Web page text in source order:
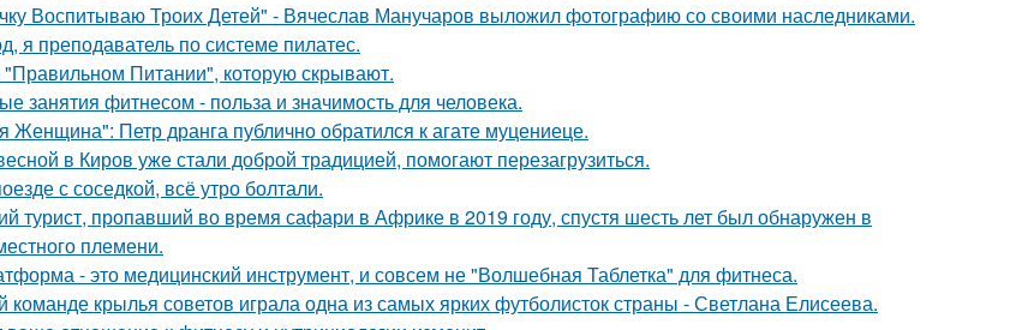
Воспитываю Троих Детей" - Вячеслав Манучаров выложил фотографию со своими наследниками.
я преподаватель по системе пилатес.
Питании", которую скрывают.
занятия фитнесом - польза и значимость для человека.
Женщина": Петр дранга публично обратился к агате муцениеце.
в Киров уже стали доброй традицией, помогают перезагрузиться.
с соседкой, всё утро болтали.
турист, пропавший во время сафари в Африке в 2019 году, спустя шесть лет был обнаружен в
племени.
- это медицинский инструмент, и совсем не "Волшебная Таблетка" для фитнеса.
команде крылья советов играла одна из самых ярких футболисток страны - Светлана Елисеева.